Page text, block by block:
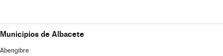
Municipios de Albacete
Abengibre